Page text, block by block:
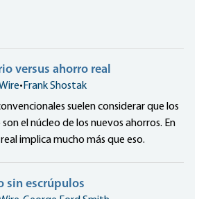
versus ahorro real
• Frank Shostak
suelen considerar que los
el núcleo de los nuevos ahorros. En
implica mucho más que eso.
sin escrúpulos